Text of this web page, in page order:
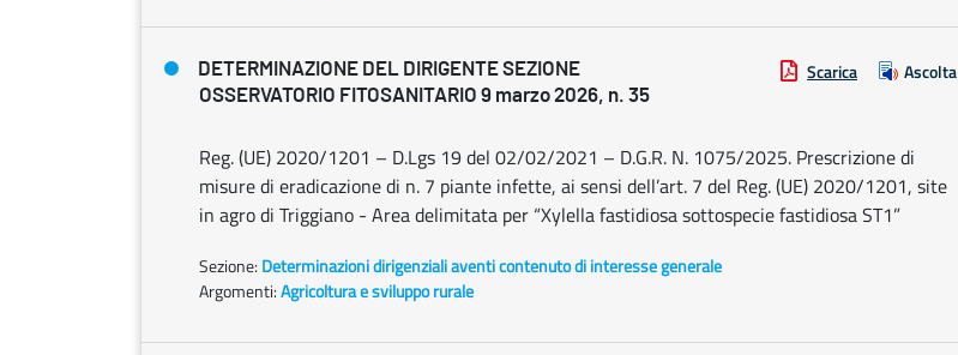
DETERMINAZIONE DEL DIRIGENTE SEZIONE
OSSERVATORIO FITOSANITARIO 9 marzo 2026, n. 35
Scarica Ascolta
Reg. (UE) 2020/1201 – D.Lgs 19 del 02/02/2021 – D.G.R. N. 1075/2025. Prescrizione di
misure di eradicazione di n. 7 piante infette, ai sensi dell’art. 7 del Reg. (UE) 2020/1201, site
in agro di Triggiano - Area delimitata per “Xylella fastidiosa sottospecie fastidiosa ST1”
Sezione: Determinazioni dirigenziali aventi contenuto di interesse generale
Argomenti:Agricoltura e sviluppo rurale